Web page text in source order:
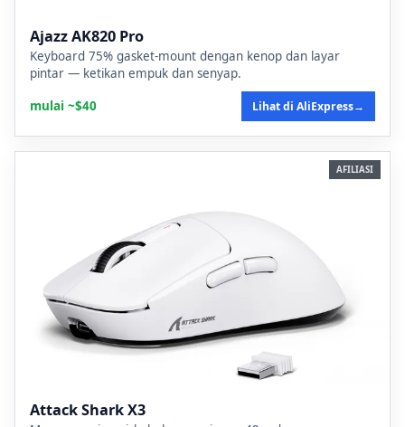
Ajazz AK820 Pro
Keyboard 75% gasket-mount dengan kenop dan layar
pintar — ketikan empuk dan senyap.
mulai ~$40
Lihat di AliExpress→
AFILIASI
Attack Shark X3